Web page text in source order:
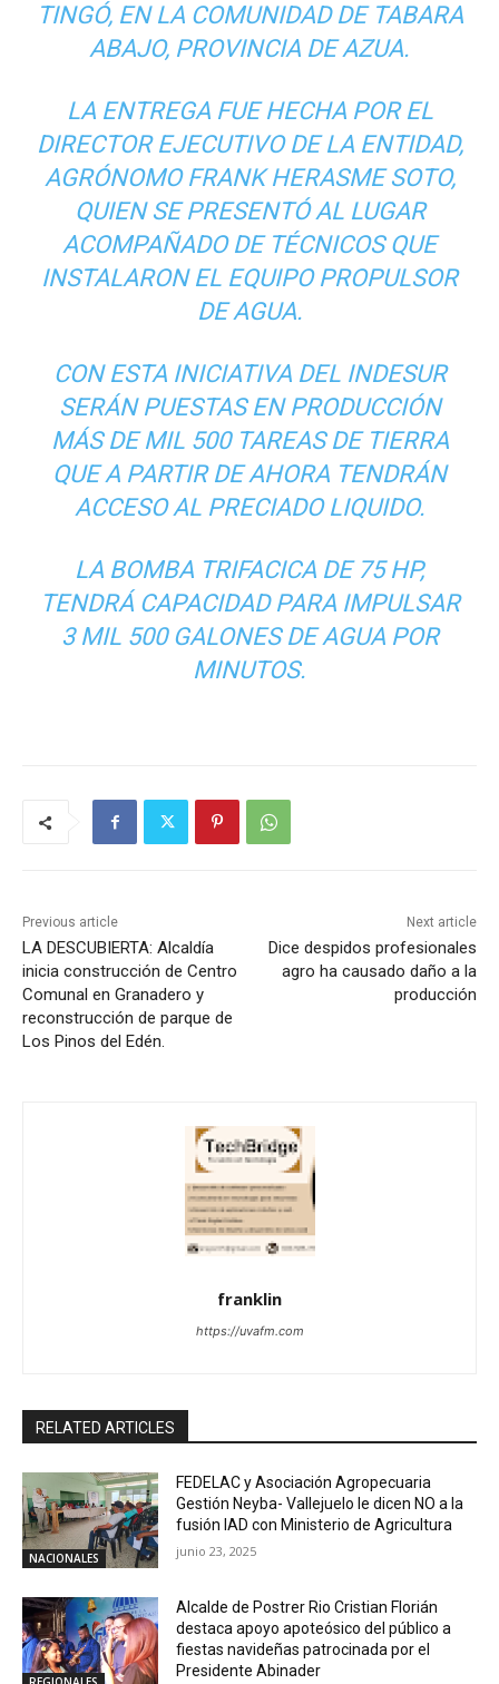
TINGÓ, EN LA COMUNIDAD DE TABARA
ABAJO, PROVINCIA DE AZUA.
LA ENTREGA FUE HECHA POR EL
DIRECTOR EJECUTIVO DE LA ENTIDAD,
AGRÓNOMO FRANK HERASME SOTO,
QUIEN SE PRESENTÓ AL LUGAR
ACOMPAÑADO DE TÉCNICOS QUE
INSTALARON EL EQUIPO PROPULSOR
DE AGUA.
CON ESTA INICIATIVA DEL INDESUR
SERÁN PUESTAS EN PRODUCCIÓN
MÁS DE MIL 500 TAREAS DE TIERRA
QUE A PARTIR DE AHORA TENDRÁN
ACCESO AL PRECIADO LIQUIDO.
LA BOMBA TRIFACICA DE 75 HP,
TENDRÁ CAPACIDAD PARA IMPULSAR
3 MIL 500 GALONES DE AGUA POR
MINUTOS.
Previous article
LA DESCUBIERTA: Alcaldía
inicia construcción de Centro
Comunal en Granadero y
reconstrucción de parque de
Los Pinos del Edén.
Next article
Dice despidos profesionales
agro ha causado daño a la
producción
franklin
https://uvafm.com
RELATED ARTICLES
NACIONALES
FEDELAC y Asociación Agropecuaria
Gestión Neyba- Vallejuelo le dicen NO a la
fusión IAD con Ministerio de Agricultura
junio 23, 2025
Alcalde de Postrer Rio Cristian Florián
destaca apoyo apoteósico del público a
fiestas navideñas patrocinada por el
Presidente Abinader